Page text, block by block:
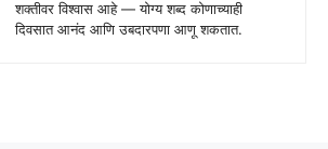
शक्तीवर विश्वास आहे — योग्य शब्द कोणाच्याही
दिवसात आनंद आणि उबदारपणा आणू शकतात.